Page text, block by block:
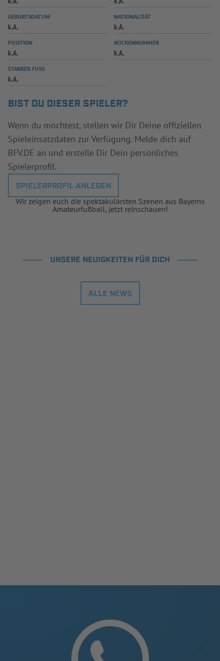
SPIELPLUS
GEBURTSDATUM
k.A.
NATIONALITÄT
k.A.
POSITION
k.A.
RÜCKENNUMMER
k.A.
STARKER FUSS
k.A.
BIST DU DIESER SPIELER?
Wenn du möchtest, stellen wir Dir Deine offiziellen
Spieleinsatzdaten zur Verfügung. Melde dich auf
BFV.DE an und erstelle Dir Dein persönliches
Spielerprofil.
SPIELERPROFIL ANLEGEN
Wir zeigen euch die spektakulärsten Szenen aus Bayerns
Amateurfußball, jetzt reinschauen!
UNSERE NEUIGKEITEN FÜR DICH
ALLE NEWS